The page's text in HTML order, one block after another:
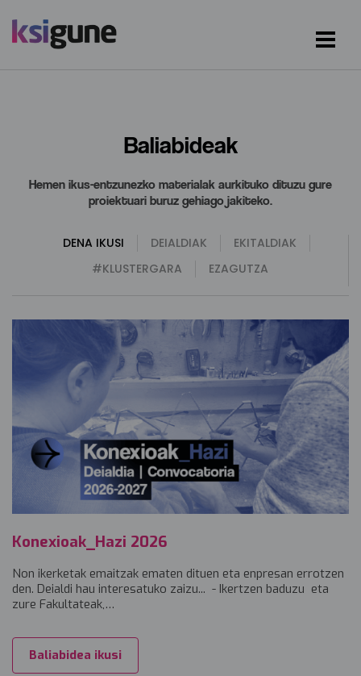
Baliabideak
Hemen ikus-entzunezko materialak aurkituko dituzu gure
proiektuari buruz gehiago jakiteko.
DENA IKUSI DEIALDIAK
EKITALDIAK
#KLUSTERGARA
EZAGUTZA
Konexioak_Hazi 2026
Non ikerketak emaitzak ematen dituen eta enpresan errotzen
den. Deialdi hau interesatuko zaizu... - Ikertzen baduzu eta
zure Fakultateak,…
Baliabidea ikusi